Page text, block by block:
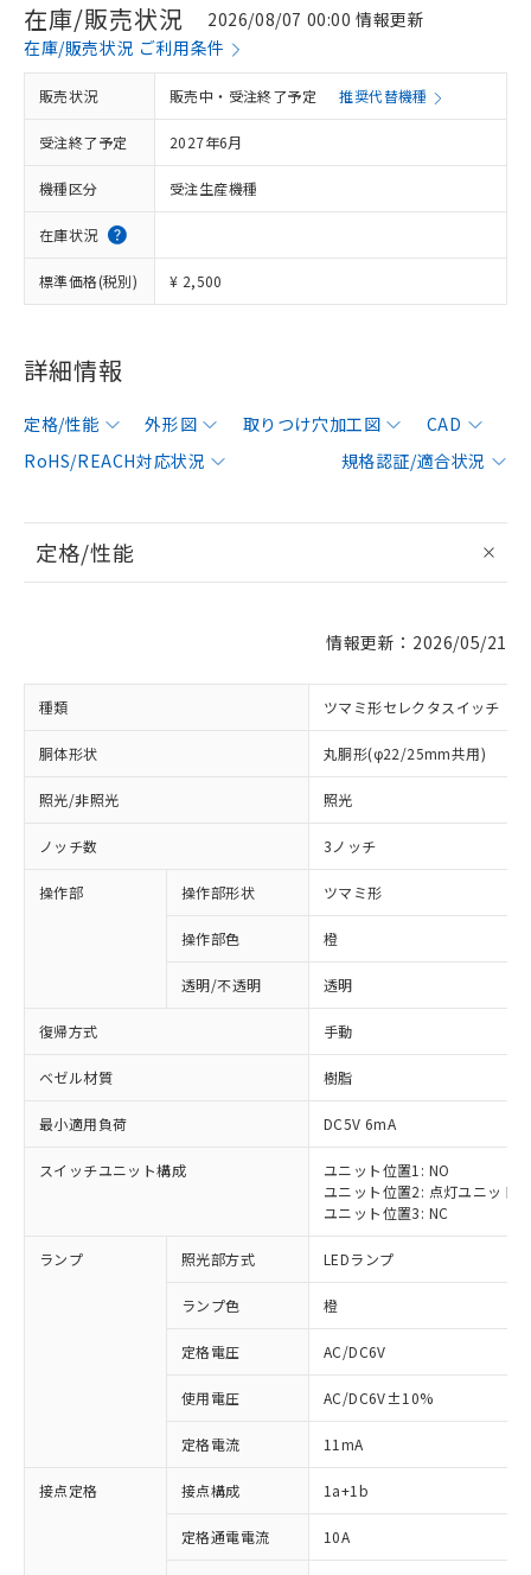
在庫/販売状況
2026/08/07 00:00 情報更新
在庫/販売状況 ご利用条件
販売状況 販売中・受注終了予定 推奨代替機種
受注終了予定 2027年6月
機種区分 受注生産機種
在庫状況
標準価格(税別) ¥ 2,500
詳細情報
定格/性能 外形図 取りつけ穴加工図
CAD
RoHS/REACH対応状況
規格認証/適合状況
定格/性能
情報更新：2026/05/21
種類 ツマミ形セレクタスイッチ
胴体形状 丸胴形(φ22/25mm共用)
照光/非照光 照光
ノッチ数 3ノッチ
操作部 操作部形状 ツマミ形
操作部色 橙
透明/不透明 透明
復帰方式 手動
ベゼル材質 樹脂
最小適用負荷 DC5V 6mA
スイッチユニット構成
ユニット位置1: NO
ユニット位置2: 点灯ユニット
ユニット位置3: NC
ランプ 照光部方式 LEDランプ
ランプ色 橙
定格電圧 AC/DC6V
使用電圧 AC/DC6V±10%
定格電流 11mA
接点定格 接点構成 1a+1b
定格通電電流 10A
ご利用条件
以下の条件をお読みいただき、同意のうえ
非含有に対応した製品が提供可能な商品で
対応予定：EU RoHS指令（10物質）の非含
有に対応した製品に切り替える予定のある
対応予定なし：EU RoHS指令（10物質）の
非含有に非対応の商品で、対応品を出す予